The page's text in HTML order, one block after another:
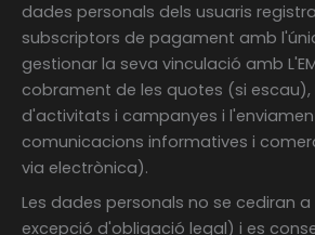
dades personals dels usuaris
subscriptors de pagament amb
gestionar la seva vinculació amb
cobrament de les quotes (si
d'activitats i campanyes i
comunicacions informatives i
via electrònica).
Les dades personals no se cediran
excepció d'obligació legal) i es